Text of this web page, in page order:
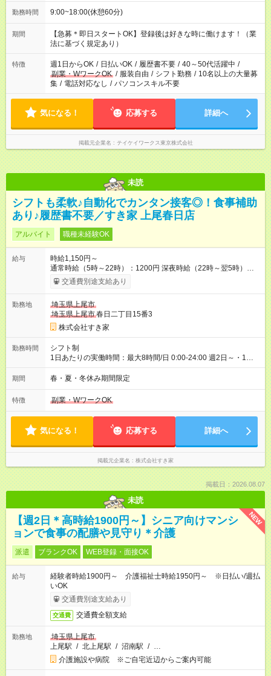
勤務時間 9:00~18:00(休憩60分)
期間
【急募＊即日スタートOK】登録後は好きな時に働けます！（業
法に基づく規定あり）
特徴 週1日からOK / 日払いOK / 履歴書不要 / 40～50代活躍中 /
副業・WワークOK / 服装自由 / シフト勤務 / 10名以上の大量募
集 / 電話対応なし / パソコンスキル不要
気になる！ 応募する 詳細へ
掲載元企業名 テイケイワークス東京株式会社
未読
シフトも柔軟♪自動化でカンタン接客◎！食事補助
あり♪履歴書不要／すき家 上尾春日店
アルバイト 職種未経験OK
給与
時給1,150円～
通常時給（5時～22時）：1200円 深夜時給（22時～翌5時）：
1500円 高校生時給：1150円 【特別手当】早朝手当（5：00-9：
00）時給+150円 【試用期間】試用期間あり 試用期間の長さ：1
30日（※条件変更なし）ですが、切り上げで一ヶ月とさせてい
ただきます。 研修制度あり：15時間(研修中も同時給）
交通費別途支給あり
勤務地
埼玉県上尾市
埼玉県上尾市春日二丁目15番3
株式会社すき家
勤務時間
シフト制
1日あたりの実働時間：最大8時間/日 0:00-24:00 週2日～・1日
2h～OK ＜シフト例＞ 〇朝帯 5:00-9:00 〇昼帯 9:00-14:00 〇午
後帯 14:00-18:00 〇夜帯 18:00-22:00 〇深夜帯 22:00-翌5:00 基
ます♪
期間 春・夏・冬休み期間限定
特徴 副業・WワークOK
気になる！ 応募する 詳細へ
掲載元企業名 株式会社すき家
掲載日：2026.08.07
未読
NEW
【週2日＊高時給1900円～】シニア向けマンシ
ョンで食事の配膳や見守り＊介護
派遣 ブランクOK WEB登録・面接OK
給与
経験者時給1900円～ 介護福祉士時給1950円～ ※日払い/週払
いOK
交通費別途支給あり
交通費 交通費全額支給
勤務地
埼玉県上尾市
上尾駅 / 北上尾駅 / 沼南駅 / …
介護施設や病院 ※ご自宅近辺からご案内可能